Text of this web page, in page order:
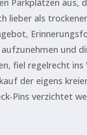
lieber als
aufzunehmen und
fiel regelrecht ins
der eigens
Pins verzichtet